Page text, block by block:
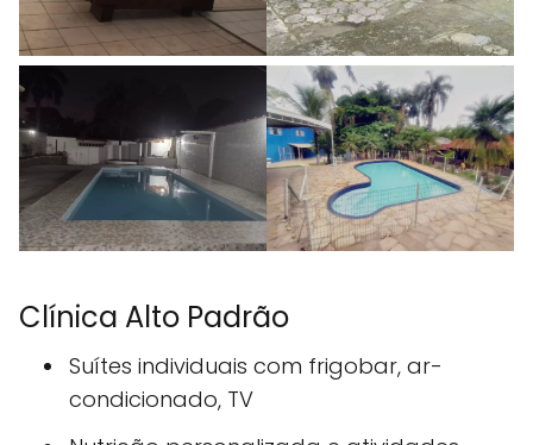
Clínica Alto Padrão
Suítes individuais com frigobar, ar-
condicionado, TV